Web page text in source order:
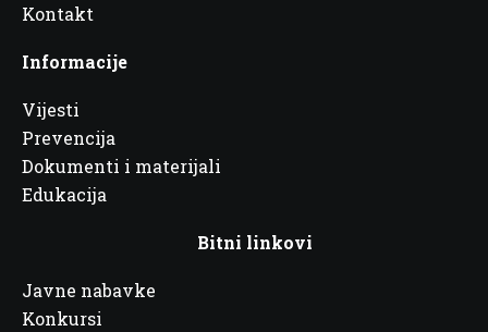
Kontakt
Informacije
Vijesti
Prevencija
Dokumenti i materijali
Edukacija
Bitni linkovi
Javne nabavke
Konkursi